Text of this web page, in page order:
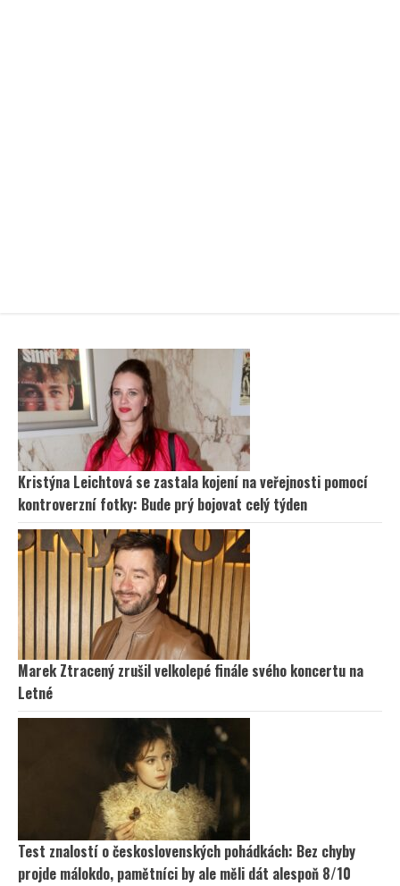
Kristýna Leichtová se zastala kojení na veřejnosti pomocí
kontroverzní fotky: Bude prý bojovat celý týden
Marek Ztracený zrušil velkolepé finále svého koncertu na
Letné
Test znalostí o československých pohádkách: Bez chyby
projde málokdo, pamětníci by ale měli dát alespoň 8/10